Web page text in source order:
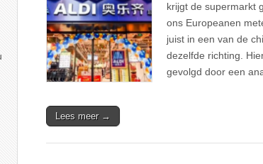
krijgt de supermarkt
ons Europeanen
juist in een van de
dezelfde richting.
gevolgd door een
Lees meer →